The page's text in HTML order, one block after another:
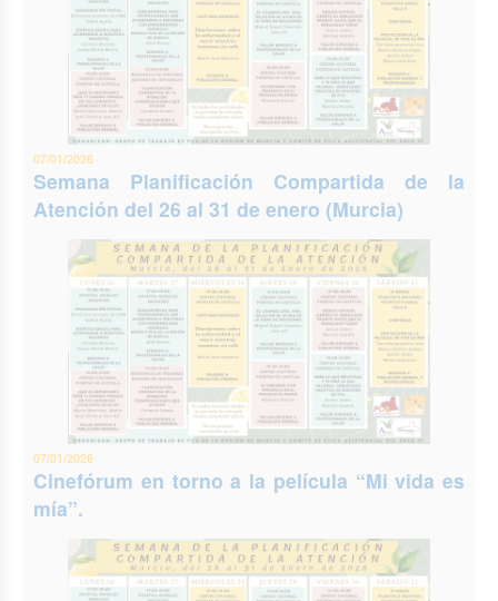
07/01/2026
Semana Planificación Compartida de la
Atención del 26 al 31 de enero (Murcia)
07/01/2026
Cinefórum en torno a la película “Mi vida es
mía”.